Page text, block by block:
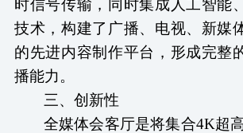
时信号传输，同时集成人工智能
技术，构建了广播、电视、新媒
的先进内容制作平台，形成完整
播能力。
三、创新性
全媒体会客厅是将集合4K超